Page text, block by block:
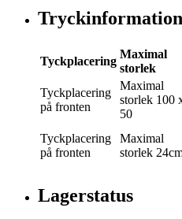
Tryckinformation
Tyckplacering
Maximal
storlek
Tyckplacering
på fronten
Maximal
storlek 100
50
Tyckplacering
på fronten
Maximal
storlek
Lagerstatus